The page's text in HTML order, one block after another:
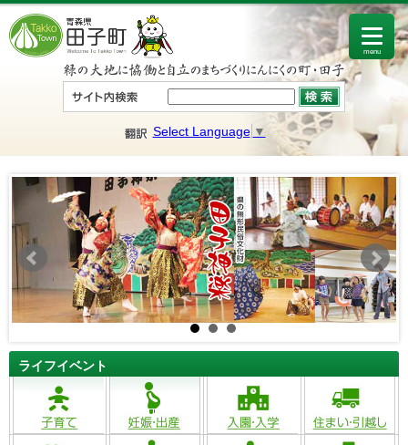
Select Language ▼
menu
ライフイベント